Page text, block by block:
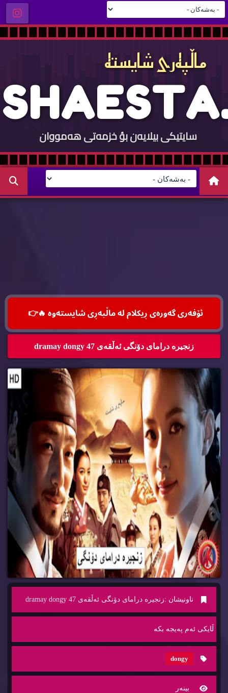
ماڵپه‌ری شایسته‌
SHAESTA.
COM
سایتيكی بيلایه‌ن بؤ خزمه‌تی هه‌مووان
ئۆفه‌ری گه‌وره‌ی ڕیكلام له‌ ماڵپه‌ڕی شایسته‌وه‌ 🔥👉
زنجیره‌ درامای دۆنگی ئه‌ڵقه‌ی 47 dramay dongy
ناونیشان :زنجیره‌ درامای دۆنگی ئه‌ڵقه‌ی 47 dramay dongy
ڵایكی ئه‌م په‌یجه‌ بكه‌
dongy
بینه‌ر